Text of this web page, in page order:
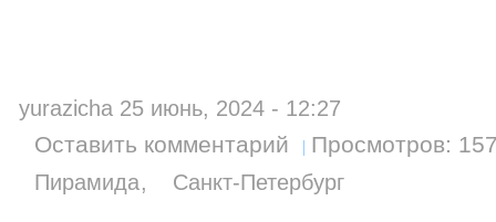
yurazicha 25 июнь, 2024 - 12:27
Оставить комментарий Просмотров:
Пирамида Санкт-Петербург